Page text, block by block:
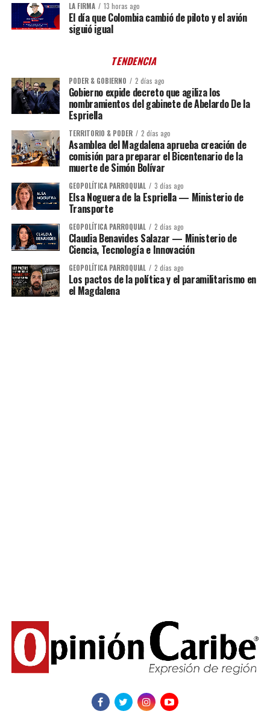
LA FIRMA 13 horas ago
El día que Colombia cambió de piloto y el avión
siguió igual
TENDENCIA
PODER & GOBIERNO 2 días ago
Gobierno expide decreto que agiliza los
nombramientos del gabinete de Abelardo De la
Espriella
TERRITORIO & PODER 2 días ago
Asamblea del Magdalena aprueba creación de
comisión para preparar el Bicentenario de la
muerte de Simón Bolívar
GEOPOLÍTICA PARROQUIAL 3 días ago
Elsa Noguera de la Espriella — Ministerio de
Transporte
GEOPOLÍTICA PARROQUIAL 2 días ago
Claudia Benavides Salazar — Ministerio de
Ciencia, Tecnología e Innovación
GEOPOLÍTICA PARROQUIAL 2 días ago
Los pactos de la política y el paramilitarismo en
el Magdalena